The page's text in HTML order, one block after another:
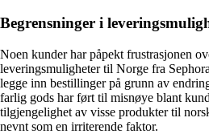
Begrensninger i
Noen kunder har påpekt frustrasjonen
leveringsmuligheter til Norge fra
legge inn bestillinger på grunn av
farlig gods har ført til misnøye blant
tilgjengelighet av visse produkter til
nevnt som en irriterende faktor.